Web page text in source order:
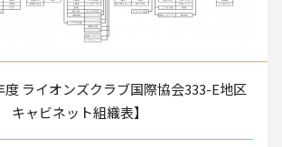
度 ライオンズクラブ国際協会333-E地区
キャビネット組織表】